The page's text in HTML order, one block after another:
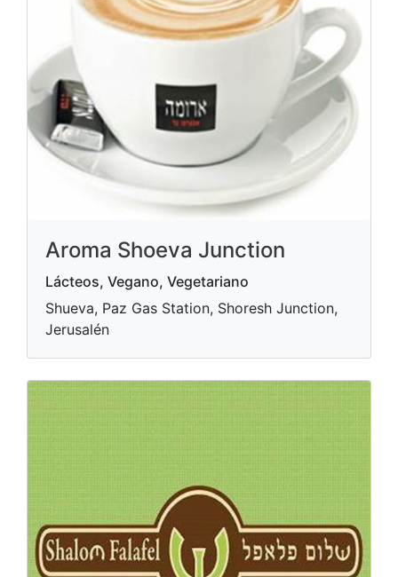
Aroma Shoeva Junction
Lácteos, Vegano, Vegetariano
Shueva, Paz Gas Station, Shoresh Junction,
Jerusalén